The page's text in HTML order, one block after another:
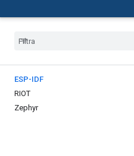
ESP-IDF
RIOT
Zephyr